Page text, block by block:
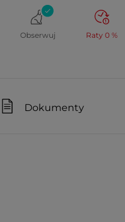
Obserwuj Raty 0 %
Dokumenty